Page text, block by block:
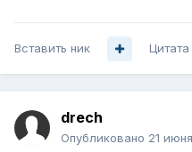
Вставить ник Цитата
drech
Опубликовано 21